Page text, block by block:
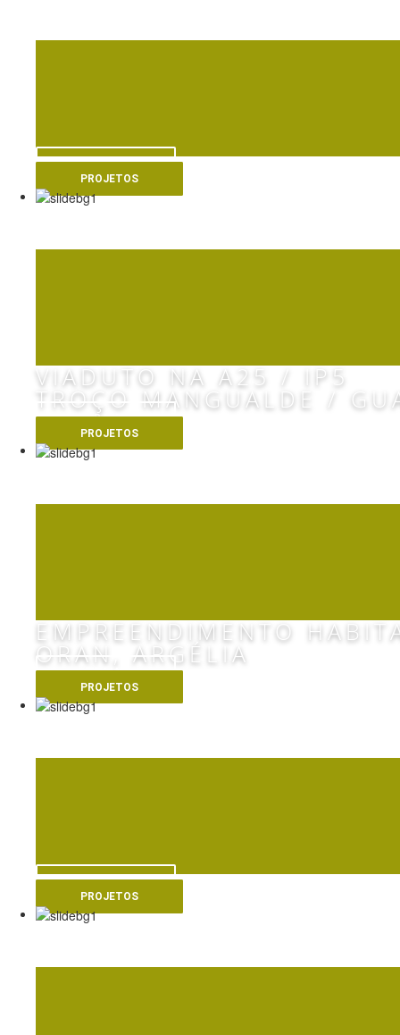
VER MAIS
PROJETOS
VIADUTO NA A25 / IP5
TROÇO MANGUALDE /
VER MAIS
PROJETOS
EMPREENDIMENTO
ORAN, ARGÉLIA
VER MAIS
PROJETOS
VER MAIS
PROJETOS